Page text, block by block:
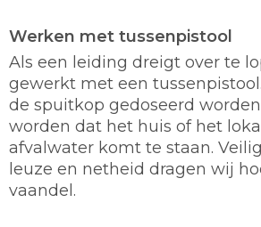
Werken met tussenpistool
Als een leiding dreigt over te
gewerkt met een
de spuitkop gedoseerd
worden dat het huis of het
afvalwater komt te staan.
leuze en netheid dragen wij
vaandel.